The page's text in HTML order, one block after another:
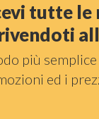
tutte le
più
ed i